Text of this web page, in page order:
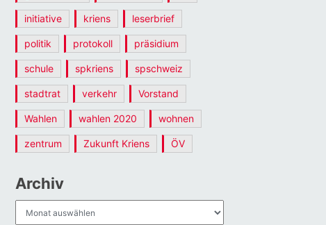
initiative kriens leserbrief
politik protokoll präsidium
schule spkriens spschweiz
stadtrat verkehr Vorstand
Wahlen wahlen 2020 wohnen
zentrum Zukunft Kriens ÖV
Archiv